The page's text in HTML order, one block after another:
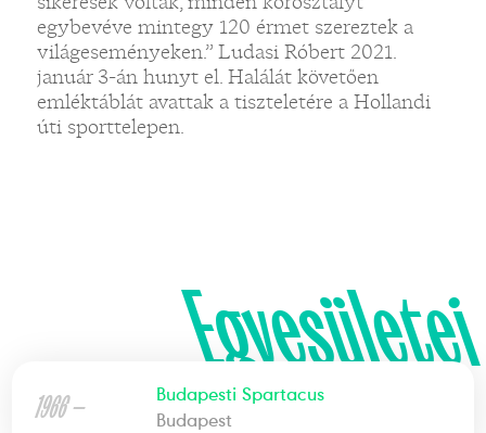
egybevéve mintegy 120 érmet szereztek a
világeseményeken.” Ludasi Róbert 2021.
január 3-án hunyt el. Halálát követően
emléktáblát avattak a tiszteletére a Hollandi
úti sporttelepen.
Egyesületei
1966 —
Budapesti Spartacus
Budapest